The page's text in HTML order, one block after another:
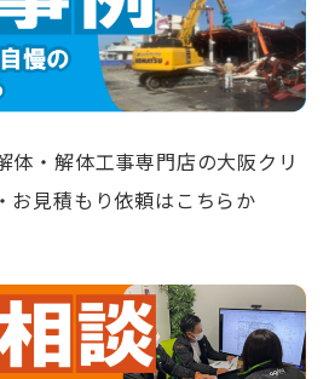
体・解体工事専門店の大阪クリ
お見積もり依頼はこちらか